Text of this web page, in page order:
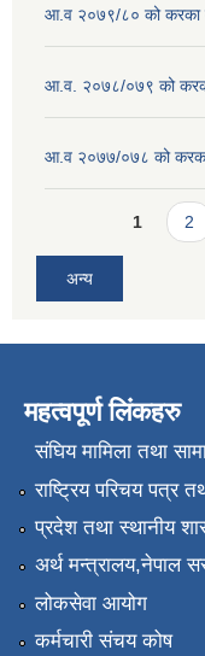
आ.व २०७९/८० को करका
आ.व. २०७८/०७९ को
आ.व २०७७/०७८ को
Pages1 2
अन्य
महत्वपूर्ण लिंकहरु
संघिय मामिला तथा
राष्ट्रिय परिचय पत्र
प्रदेश तथा स्थानीय
अर्थ मन्त्रालय,नेपाल
लोकसेवा आयोग
कर्मचारी संचय कोष